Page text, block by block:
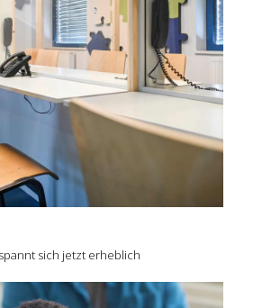
sich jetzt erheblich